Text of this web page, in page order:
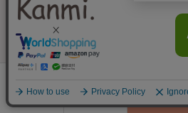
Kanmiのアイテムはすべて日本の
人さんの手で作られております。大
量生産でないからこそできる、1点1
じものは1つとしてありません。